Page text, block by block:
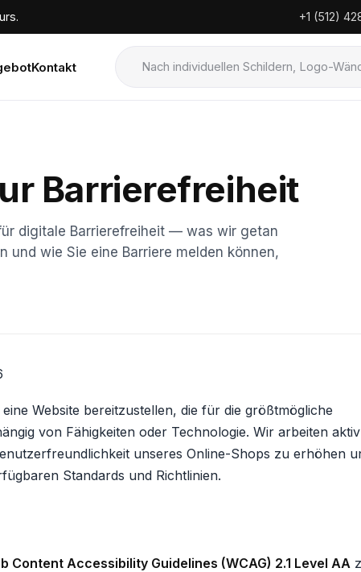
+1 (512)
Kontakt
Barrierefreiheit
digitale Barrierefreiheit — was wir getan
und wie Sie eine Barriere melden können,
Website bereitzustellen, die für die größtmögliche
von Fähigkeiten oder Technologie. Wir arbeiten aktiv
unseres Online-Shops zu erhöhen
Standards und Richtlinien.
Content Accessibility Guidelines (WCAG) 2.1 Level AA